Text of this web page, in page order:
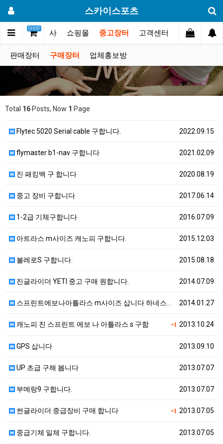
스카이스포츠
SHOP
리 대회.행사 쇼핑몰 중고장터 고객센터
판매장터 구매장터 업체홍보방
Total 16 Posts, Now 1 Page
2022.09.15
Flytec 5020 Serial cable 구합니다.
2021.02.09
flymaster b1-nav 구합니다
2020.08.19
진 패킹백 구 합니다
2017.06.14
중고 장비 구합니다
2016.07.09
1-2급 기체구합니다
2015.12.03
아트라스 m사이즈 캐노피 구합니다.
2015.08.18
볼레로S 구합니다.
2014.07.09
진글라이더 YETI 중고 구매 원합니다.
2014.01.27
스프린트에보나아틀라스 m사이즈 삽니다 하네스도사요
+1 2013.10.24
캐노피 진 스프린트 에보 나 아틀라스 s 구함
2013.09.10
GPS 삽니다
2013.07.07
UP 초급 구해 봅니다
2013.07.07
부메랑9 구합니다.
+1 2013.07.05
썬글라이더 중급장비 구매 합니다
2013.07.05
중급기체 일체 구합니다.